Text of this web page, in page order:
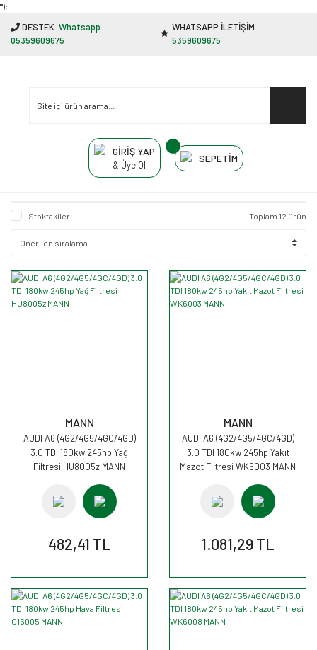
"');
DESTEK Whatsapp
05359609675
WHATSAPP İLETİŞİM
5359609675
GİRİŞ YAP
& Üye Ol
SEPETİM
Stoktakiler Toplam 12 ürün
MANN
AUDI A6 (4G2/4G5/4GC/4GD)
3.0 TDI 180kw 245hp Yağ
Filtresi HU8005z MANN
482,41 TL
MANN
AUDI A6 (4G2/4G5/4GC/4GD)
3.0 TDI 180kw 245hp Yakıt
Mazot Filtresi WK6003 MANN
1.081,29 TL